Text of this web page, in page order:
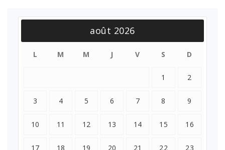
août 2026
L M M J V S D
1 2
3 4 5 6 7 8 9
10 11 12 13 14 15 16
17 18 19 20 21 22 23